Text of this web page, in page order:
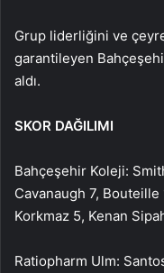
Grup liderliğini ve
garantileyen
aldı.
SKOR DAĞILIMI
Bahçeşehir Koleji:
Cavanaugh 7, Bouteille
Korkmaz 5, Kenan
Ratiopharm Ulm: